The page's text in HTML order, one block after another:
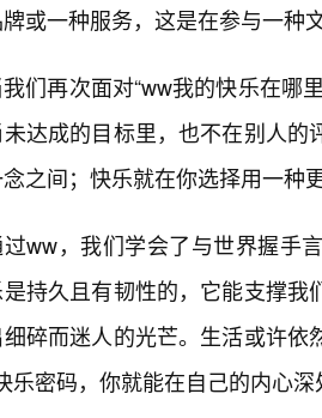
或一种服务，这是在参与一种
我们再次面对“ww我的快乐在哪
达成的目标里，也不在别人
之间；快乐就在你选择用一种
ww，我们学会了与世界握手
持久且有韧性的，它能支撑
碎而迷人的光芒。生活或许
乐密码，你就能在自己的内心